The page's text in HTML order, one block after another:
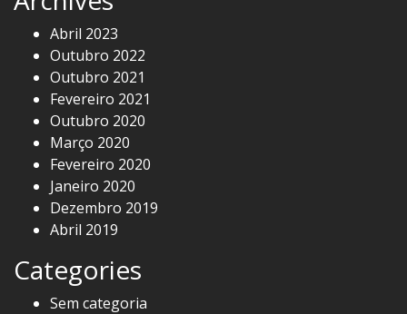
Abril 2023
Outubro 2022
Outubro 2021
Fevereiro 2021
Outubro 2020
Março 2020
Fevereiro 2020
Janeiro 2020
Dezembro 2019
Abril 2019
Categories
Sem categoria